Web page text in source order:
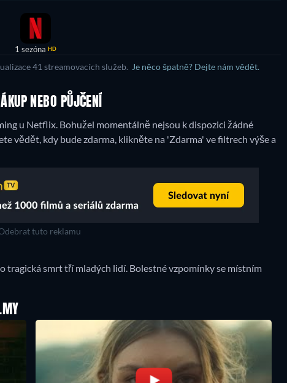
1 sezóna HD
41 streamovacích služeb. Je něco špatně? Dejte nám vědět.
NEBO PŮJČENÍ
u Netflix. Bohužel momentálně nejsou k dispozici žádné
vědět, kdy bude zdarma, klikněte na 'Zdarma' ve filtrech výše a
tuto reklamu
tragická smrt tří mladých lidí. Bolestné vzpomínky se místním